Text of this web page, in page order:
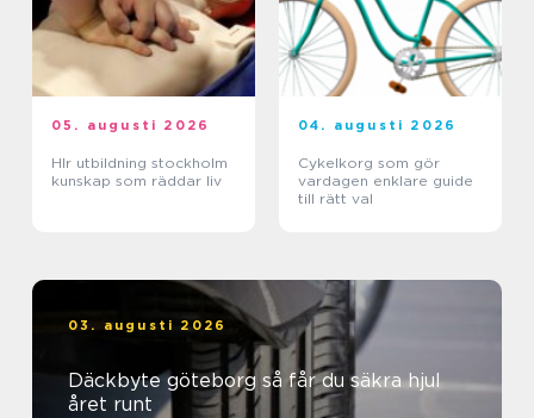
05. augusti 2026
Hlr utbildning stockholm
kunskap som räddar liv
04. augusti 2026
Cykelkorg som gör
vardagen enklare guide
till rätt val
03. augusti 2026
Däckbyte göteborg så får du säkra hjul
året runt